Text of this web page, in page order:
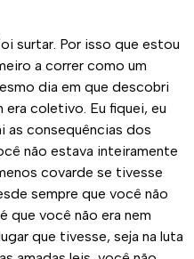
surtar. Por isso que estou
a correr como um
dia em que descobri
era coletivo. Eu fiquei, eu
as consequências dos
não estava inteiramente
covarde se tivesse
sempre que você não
que você não era nem
que tivesse, seja na luta